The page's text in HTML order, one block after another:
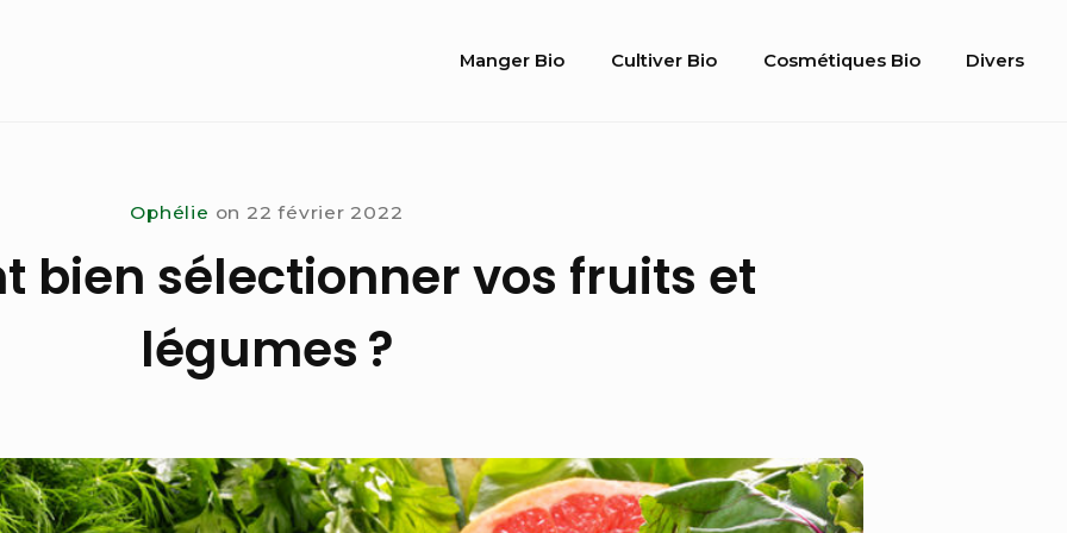
Site
Manger Bio Cultiver Bio Cosmétiques Bio Divers
Ophélie on 22 février 2022
bien sélectionner vos fruits et
légumes ?